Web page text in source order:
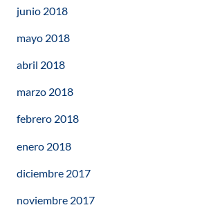
junio 2018
mayo 2018
abril 2018
marzo 2018
febrero 2018
enero 2018
diciembre 2017
noviembre 2017